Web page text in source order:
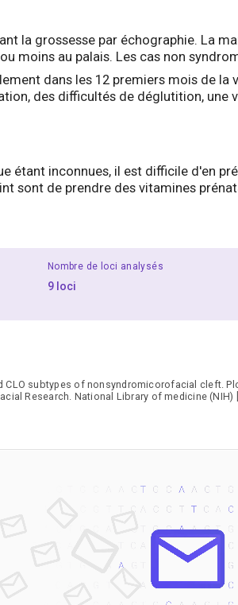
la grossesse par échographie. La
moins au palais. Les cas non
dans les 12 premiers mois de la
des difficultés de déglutition, une
étant inconnues, il est difficile d'en
sont de prendre des vitamines
Nombre de loci analysés
9 loci
CLO subtypes of nonsyndromicorofacial cleft.
Research. National Library of medicine (NIH)